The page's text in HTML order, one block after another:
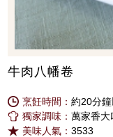
牛肉八幡卷
烹飪時間：約20分
獨家調味：萬家香大
美味人氣：3533